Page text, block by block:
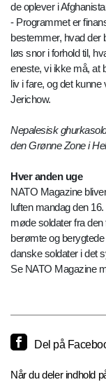
de oplever i
- Programmet er
bestemmer, hvad der
løs snor i forhold til,
eneste, vi ikke må, at
liv i fare, og det kunne
Jerichow.
Nepalesisk
den Grønne Zone i
Hver anden uge
NATO Magazine
luften mandag den
møde soldater fra
berømte og
danske soldater i det
Se NATO Magazine
Del på
Når du deler indhold